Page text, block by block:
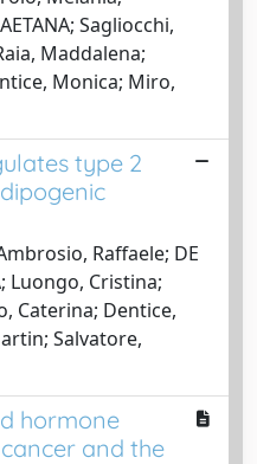
Sagliocchi,
Maddalena;
Monica; Miro,
type 2
Raffaele; DE
Luongo, Cristina;
Caterina; Dentice,
Salvatore,
hormone
and the